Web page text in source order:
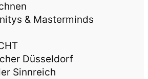
& Masterminds
Düsseldorf
Sinnreich